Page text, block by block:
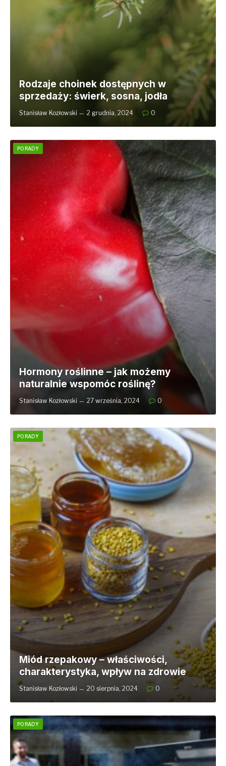
Rodzaje choinek dostępnych w
sprzedaży: świerk, sosna, jodła
Stanisław Kozłowski 2 grudnia, 2024 0
PORADY
Hormony roślinne – jak możemy
naturalnie wspomóc roślinę?
Stanisław Kozłowski 27 września, 2024 0
PORADY
Miód rzepakowy – właściwości,
charakterystyka, wpływ na zdrowie
Stanisław Kozłowski 20 sierpnia, 2024 0
PORADY